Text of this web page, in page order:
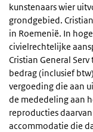
kunstenaars wier
grondgebied.
in Roemenië. In
civielrechtelijke
Cristian General
bedrag (inclusief
vergoeding die aan
de mededeling aan
reproducties
accommodatie die